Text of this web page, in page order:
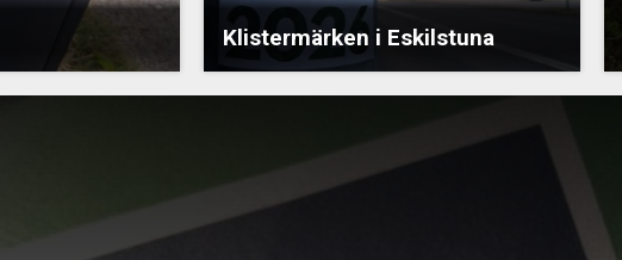
Klistermärken i Eskilstuna